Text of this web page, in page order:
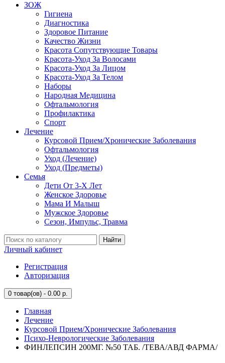
ЗОЖ
Гигиена
Диагностика
Здоровое Питание
Качество Жизни
Красота Сопутствующие Товары
Красота-Уход За Волосами
Красота-Уход За Лицом
Красота-Уход За Телом
Наборы
Народная Медицина
Офтальмология
Профилактика
Спорт
Лечение
Курсовой Прием/Хронические Заболевания
Офтальмология
Уход (Лечение)
Уход (Предметы)
Семья
Дети От 3-Х Лет
Женское Здоровье
Мама И Малыш
Мужское Здоровье
Сезон, Импульс, Травма
Найти
Личный кабинет
Регистрация
Авторизация
0 товар(ов) - 0.00 р.
Главная
Лечение
Курсовой Прием/Хронические Заболевания
Психо-Неврологические Заболевания
ФИНЛЕПСИН 200МГ. №50 ТАБ. /ТЕВА/АВД ФАРМА/